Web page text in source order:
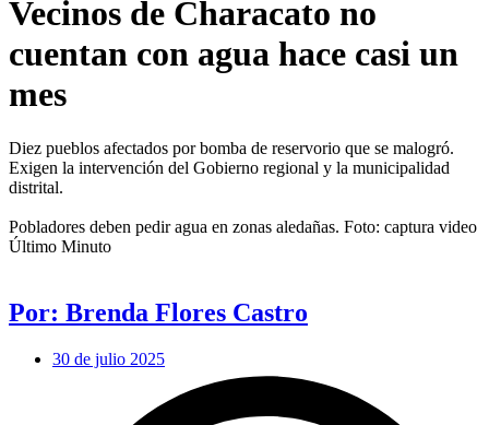
Vecinos de Characato no
cuentan con agua hace casi un
mes
Diez pueblos afectados por bomba de reservorio que se malogró.
Exigen la intervención del Gobierno regional y la municipalidad
distrital.
Pobladores deben pedir agua en zonas aledañas. Foto: captura video
Último Minuto
Por: Brenda Flores Castro
30 de julio 2025